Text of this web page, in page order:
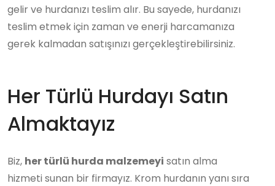
gelir ve hurdanızı teslim alır. Bu sayede, hurdanızı
teslim etmek için zaman ve enerji harcamanıza
gerek kalmadan satışınızı gerçekleştirebilirsiniz.
Her Türlü Hurdayı Satın
Almaktayız
Biz, her türlü hurda malzemeyi satın alma
hizmeti sunan bir firmayız. Krom hurdanın yanı sıra